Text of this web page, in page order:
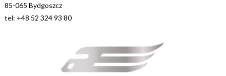
85-065 Bydgoszcz
tel: +48 52 324 93 80